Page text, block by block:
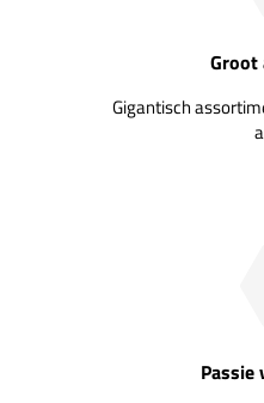
Gigantisch